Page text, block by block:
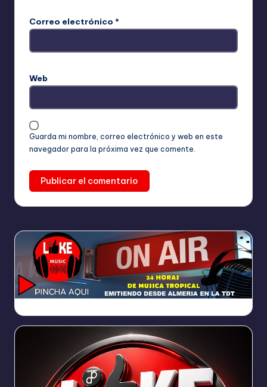
Correo electrónico *
Web
Guarda mi nombre, correo electrónico y web en este
navegador para la próxima vez que comente.
https://broadcast.radioponiente.org:8066/index.html?sid=1